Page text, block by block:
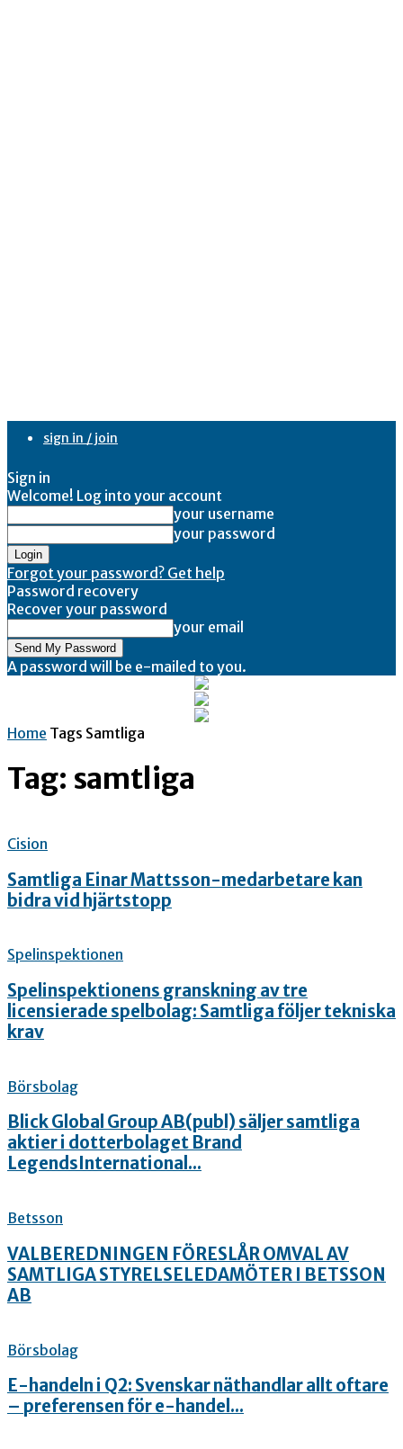
sign in / join
Sign in
Welcome! Log into your account
your username
your password
Forgot your password? Get help
Password recovery
Recover your password
your email
A password will be e-mailed to you.
Home Tags Samtliga
Tag: samtliga
Cision
Samtliga Einar Mattsson-medarbetare kan
bidra vid hjärtstopp
Spelinspektionen
Spelinspektionens granskning av tre
licensierade spelbolag: Samtliga följer tekniska
krav
Börsbolag
Blick Global Group AB(publ) säljer samtliga
aktier i dotterbolaget Brand
LegendsInternational...
Betsson
VALBEREDNINGEN FÖRESLÅR OMVAL AV
SAMTLIGA STYRELSELEDAMÖTER I BETSSON
AB
Börsbolag
E-handeln i Q2: Svenskar näthandlar allt oftare
– preferensen för e-handel...